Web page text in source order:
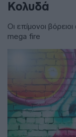
Κολυδά
Οι επίμονοι
mega fire